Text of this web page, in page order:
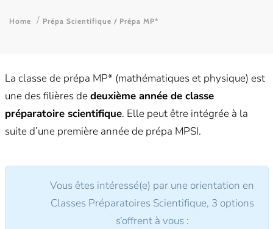
Home Prépa Scientifique / Prépa MP*
La classe de prépa MP* (mathématiques et physique) est
une des filières dedeuxième année de classe
préparatoire scientifique. Elle peut être intégrée à la
suite d’une première année de prépa MPSI.
Vous êtes intéressé(e) par une orientation en
Classes Préparatoires Scientifique, 3 options
s’offrent à vous :